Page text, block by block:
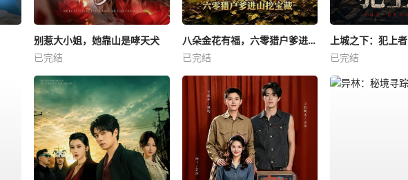
别惹大小姐，她靠山是哮天犬
已完结
八朵金花有福，六零猎户爹进山挖宝藏
已完结
上城之下：犯上者
已完结